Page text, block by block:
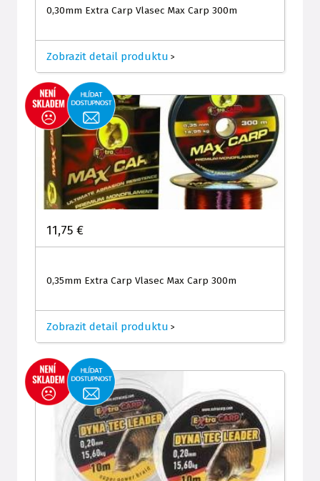
0,30mm Extra Carp Vlasec Max Carp 300m
Zobrazit detail produktu >
11,75 €
0,35mm Extra Carp Vlasec Max Carp 300m
Zobrazit detail produktu >